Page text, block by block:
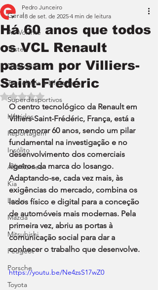
Geral
Ao Volante
Teste
Desporto
Tecnologia e Lifestyle
Superdesportivos
Híbridos
Reportagem
Insólito
Alfa Romeo
Kia
Lexus
Mazda
Mitsubishi
Peugeot
Porsche
Toyota
Há 60 anos que todos
os VCL Renault
passam por Villiers-
Saint-Frédéric
Pedro Junceiro
18 de set. de 2025 4 min de leitura
Avaliado com NaN de 5 estrelas.
O centro tecnológico da Renault em
Villiers-Saint-Frédéric, França, está a
comemorar 60 anos, sendo um pilar
fundamental na investigação e no
desenvolvimento dos comerciais
ligeiros da marca do losango.
Adaptando-se, cada vez mais, às
exigências do mercado, combina os
lados físico e digital para a conceção
de automóveis mais modernas. Pela
primeira vez, abriu as portas à
comunicação social para dar a
conhecer o trabalho que desenvolve.
https://youtu.be/Ne4zsS17wZ0